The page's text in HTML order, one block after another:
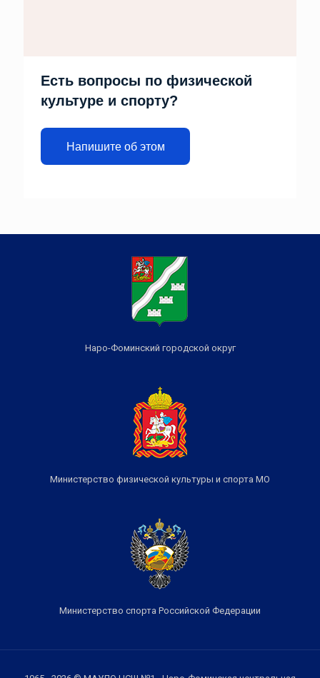
Есть вопросы по физической
культуре и спорту?
Напишите об этом
Наро-Фоминский городской округ
Министерство физической культуры и спорта МО
Министерство спорта Российской Федерации